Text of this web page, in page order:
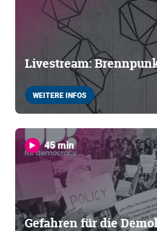
Livestream:
WEITERE INFOS
45 min
Gefahren für die